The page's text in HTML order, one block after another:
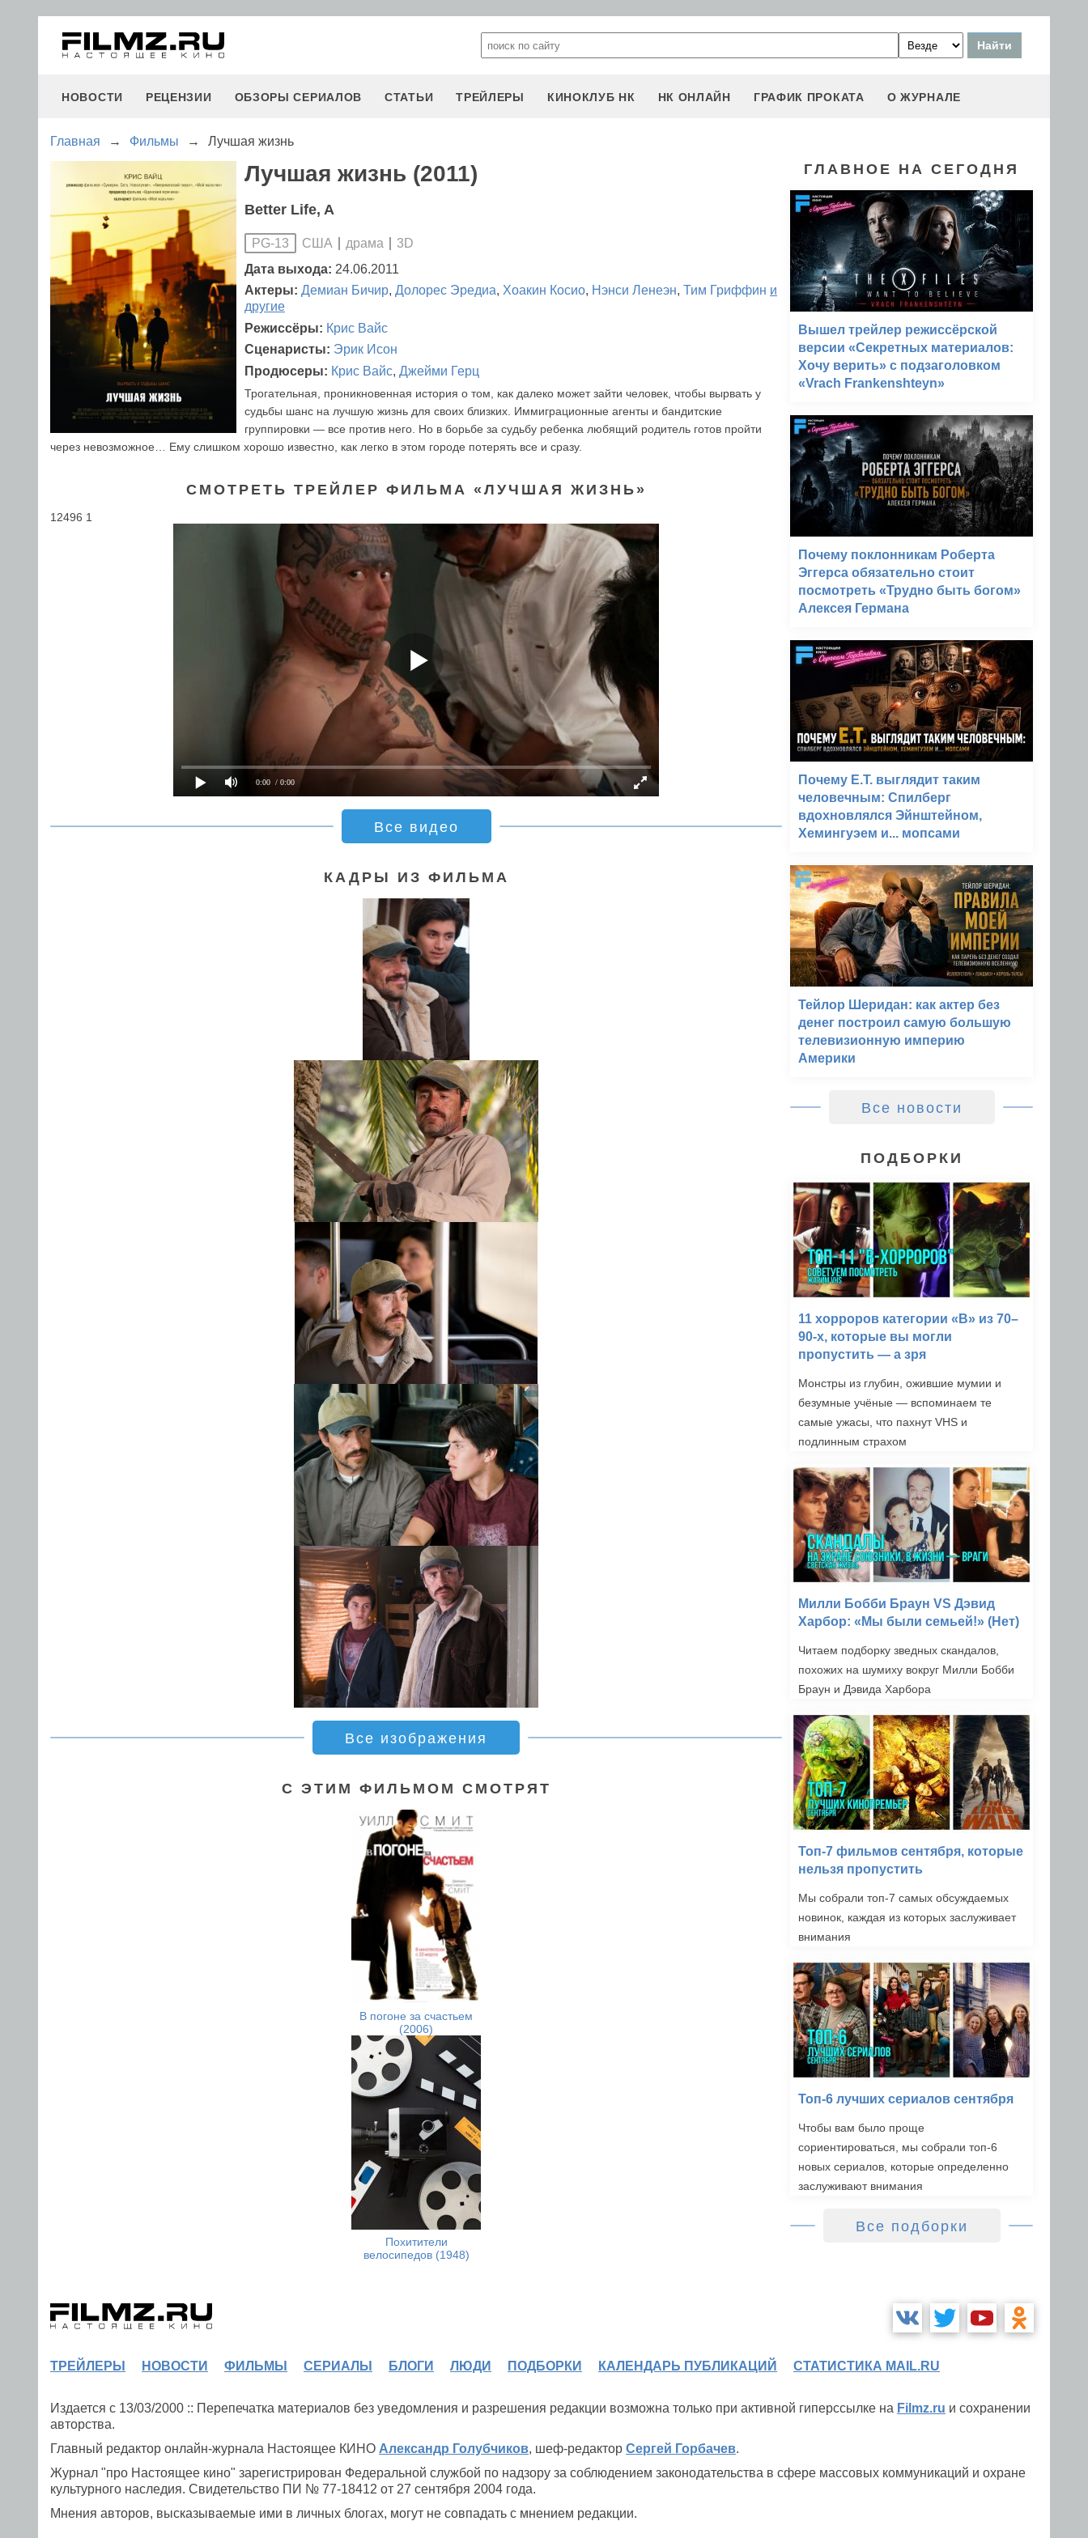
НОВОСТИ РЕЦЕНЗИИ ОБЗОРЫ СЕРИАЛОВ СТАТЬИ ТРЕЙЛЕРЫ КИНОКЛУБ НК НК ОНЛАЙН ГРАФИК ПРОКАТА О ЖУРНАЛЕ
Главная → Фильмы → Лучшая жизнь
Лучшая жизнь (2011)
Better Life, A
PG-13 США драма
3D
Дата выхода: 24.06.2011
Актеры: Демиан Бичир, Долорес Эредиа, Хоакин Косио, Нэнси Ленеэн, Тим Гриффин и
другие
Режиссёры: Крис Вайс
Сценаристы: Эрик Исон
Продюсеры: Крис Вайс, Джейми Герц
Трогательная, проникновенная история о том, как далеко может зайти человек, чтобы вырвать у
судьбы шанс на лучшую жизнь для своих близких. Иммиграционные агенты и бандитские
группировки — все против него. Но в борьбе за судьбу ребенка любящий родитель готов пройти
через невозможное… Ему слишком хорошо известно, как легко в этом городе потерять все и сразу.
СМОТРЕТЬ ТРЕЙЛЕР ФИЛЬМА «ЛУЧШАЯ ЖИЗНЬ»
12496 1
0:00 / 0:00
Все видео
КАДРЫ ИЗ ФИЛЬМА
Все изображения
С ЭТИМ ФИЛЬМОМ СМОТРЯТ
В погоне за счастьем
(2006)
Похитители
велосипедов (1948)
ГЛАВНОЕ НА СЕГОДНЯ
Вышел трейлер режиссёрской
версии «Секретных материалов:
Хочу верить» с подзаголовком
«Vrach Frankenshteyn»
Почему поклонникам Роберта
Эггерса обязательно стоит
посмотреть «Трудно быть богом»
Алексея Германа
Почему E.T. выглядит таким
человечным: Спилберг
вдохновлялся Эйнштейном,
Хемингуэем и... мопсами
Тейлор Шеридан: как актер без
денег построил самую большую
телевизионную империю
Америки
Все новости
ПОДБОРКИ
11 хорроров категории «B» из 70–
90-х, которые вы могли
пропустить — а зря
Монстры из глубин, ожившие мумии и
безумные учёные — вспоминаем те
самые ужасы, что пахнут VHS и
подлинным страхом
Милли Бобби Браун VS Дэвид
Харбор: «Мы были семьей!» (Нет)
Читаем подборку зведных скандалов,
похожих на шумиху вокруг Милли Бобби
Браун и Дэвида Харбора
Топ-7 фильмов сентября, которые
нельзя пропустить
Мы собрали топ-7 самых обсуждаемых
новинок, каждая из которых заслуживает
внимания
Топ-6 лучших сериалов сентября
Чтобы вам было проще
сориентироваться, мы собрали топ-6
новых сериалов, которые определенно
заслуживают внимания
Все подборки
ТРЕЙЛЕРЫ НОВОСТИ ФИЛЬМЫ СЕРИАЛЫ БЛОГИ ЛЮДИ ПОДБОРКИ КАЛЕНДАРЬ ПУБЛИКАЦИЙ СТАТИСТИКА MAIL.RU
Издается с 13/03/2000 :: Перепечатка материалов без уведомления и разрешения редакции возможна только при активной гиперссылке на Filmz.ru и сохранении
авторства.
Главный редактор онлайн-журнала Настоящее КИНО Александр Голубчиков, шеф-редактор Сергей Горбачев.
Журнал "про Настоящее кино" зарегистрирован Федеральной службой по надзору за соблюдением законодательства в сфере массовых коммуникаций и охране
культурного наследия. Свидетельство ПИ № 77-18412 от 27 сентября 2004 года.
Мнения авторов, высказываемые ими в личных блогах, могут не совпадать с мнением редакции.